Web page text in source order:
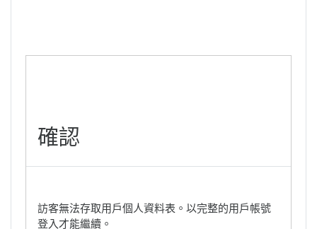
確認
訪客無法存取用戶個人資料表。以完整的用戶帳號
登入才能繼續。